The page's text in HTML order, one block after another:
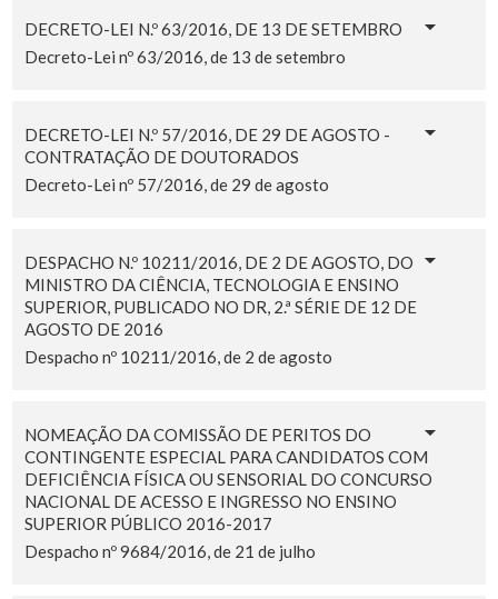
DECRETO-LEI N.º 63/2016, DE 13 DE SETEMBRO
Decreto-Lei nº 63/2016, de 13 de setembro
DECRETO-LEI N.º 57/2016, DE 29 DE AGOSTO -
CONTRATAÇÃO DE DOUTORADOS
Decreto-Lei nº 57/2016, de 29 de agosto
DESPACHO N.º 10211/2016, DE 2 DE AGOSTO, DO
MINISTRO DA CIÊNCIA, TECNOLOGIA E ENSINO
SUPERIOR, PUBLICADO NO DR, 2.ª SÉRIE DE 12 DE
AGOSTO DE 2016
Despacho nº 10211/2016, de 2 de agosto
NOMEAÇÃO DA COMISSÃO DE PERITOS DO
CONTINGENTE ESPECIAL PARA CANDIDATOS COM
DEFICIÊNCIA FÍSICA OU SENSORIAL DO CONCURSO
NACIONAL DE ACESSO E INGRESSO NO ENSINO
SUPERIOR PÚBLICO 2016-2017
Despacho nº 9684/2016, de 21 de julho